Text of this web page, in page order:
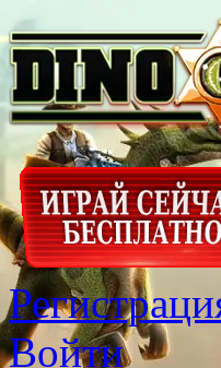
Войти